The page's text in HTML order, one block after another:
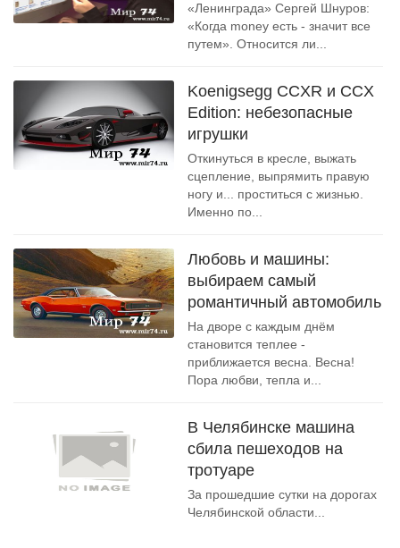
«Ленинграда» Сергей Шнуров:
«Когда money есть - значит все
путем». Относится ли...
Koenigsegg CCXR и CCX
Edition: небезопасные
игрушки
Откинуться в кресле, выжать
сцепление, выпрямить правую
ногу и... проститься с жизнью.
Именно по...
Любовь и машины:
выбираем самый
романтичный автомобиль
На дворе с каждым днём
становится теплее -
приближается весна. Весна!
Пора любви, тепла и...
В Челябинске машина
сбила пешеходов на
тротуаре
За прошедшие сутки на дорогах
Челябинской области...